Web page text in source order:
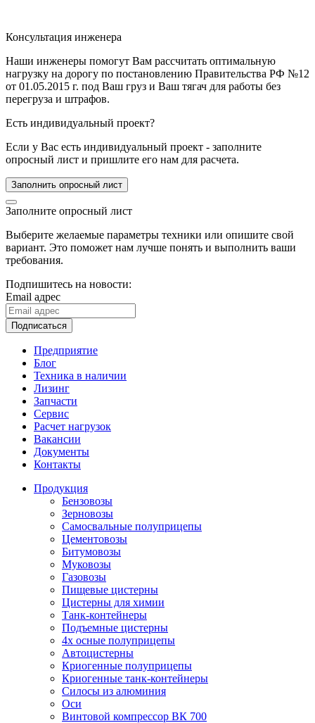
Консультация инженера
Наши инженеры помогут Вам рассчитать оптимальную
нагрузку на дорогу по постановлению Правительства РФ №12
от 01.05.2015 г. под Ваш груз и Ваш тягач для работы без
перегруза и штрафов.
Есть индивидуальный проект?
Если у Вас есть индивидуальный проект - заполните
опросный лист и пришлите его нам для расчета.
Заполнить опросный лист
Заполните опросный лист
Выберите желаемые параметры техники или опишите свой
вариант. Это поможет нам лучше понять и выполнить ваши
требования.
Подпишитесь на новости:
Email адрес
Подписаться
Предприятие
Блог
Техника в наличии
Лизинг
Запчасти
Сервис
Расчет нагрузок
Вакансии
Документы
Контакты
Продукция
Бензовозы
Зерновозы
Самосвальные полуприцепы
Цементовозы
Битумовозы
Муковозы
Газовозы
Пищевые цистерны
Цистерны для химии
Танк-контейнеры
Подъемные цистерны
4х осные полуприцепы
Автоцистерны
Криогенные полуприцепы
Криогенные танк-контейнеры
Силосы из алюминия
Оси
Винтовой компрессор ВК 700